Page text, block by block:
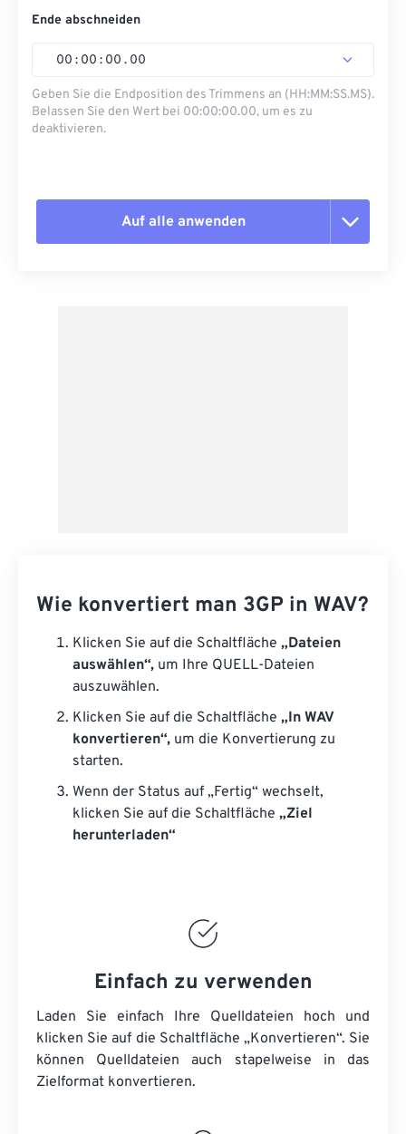
Ende abschneiden
00 : 00 : 00 . 00
Geben Sie die Endposition des Trimmens an (HH:MM:SS.MS).
Belassen Sie den Wert bei 00:00:00.00, um es zu
deaktivieren.
Auf alle anwenden
Wie konvertiert man 3GP in WAV?
Klicken Sie auf die Schaltfläche „Dateien
auswählen“, um Ihre QUELL-Dateien
auszuwählen.
Klicken Sie auf die Schaltfläche „In WAV
konvertieren“, um die Konvertierung zu
starten.
Wenn der Status auf „Fertig“ wechselt,
klicken Sie auf die Schaltfläche „Ziel
herunterladen“
Einfach zu verwenden
Laden Sie einfach Ihre Quelldateien hoch und
klicken Sie auf die Schaltfläche „Konvertieren“. Sie
können Quelldateien auch stapelweise in das
Zielformat konvertieren.